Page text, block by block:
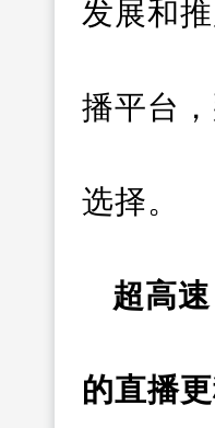
发展和
播平台
选择。
超高
的直播